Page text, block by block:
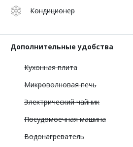
Кондиционер
Дополнительные удобства
Кухонная плита
Микроволновая печь
Электрический чайник
Посудомоечная машина
Водонагреватель